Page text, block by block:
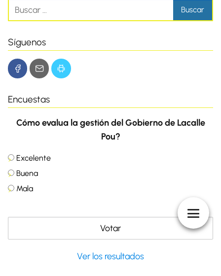
Síguenos
Encuestas
Cómo evalua la gestión del Gobierno de Lacalle
Pou?
Excelente
Buena
Mala
Ver los resultados